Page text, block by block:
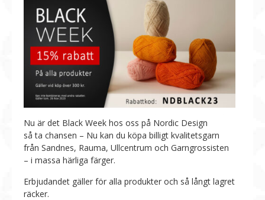
Nu är det Black Week hos oss på Nordic Design
så ta chansen – Nu kan du köpa billigt kvalitetsgarn
från Sandnes, Rauma, Ullcentrum och Garngrossisten
– i massa härliga färger.
Erbjudandet gäller för alla produkter och så långt lagret
räcker.